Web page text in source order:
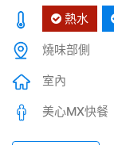
熱水
燒味部側
室內
美心MX快餐